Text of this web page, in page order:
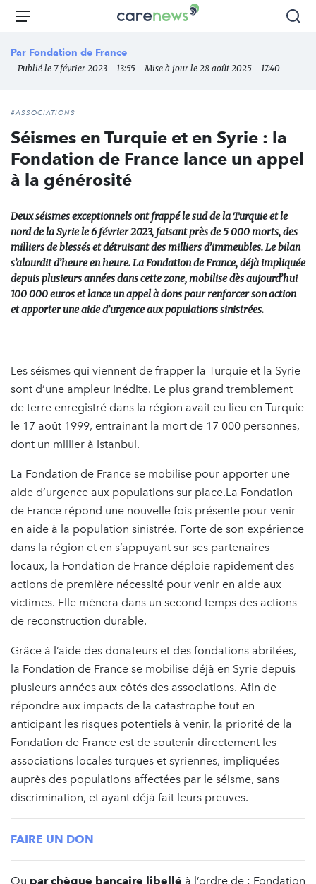
Aller
principal
Carenews,
des
Menu
Par Fondation de France
- Publié le 7 février 2023 - 13:55 - Mise à jour le 28 août 2025 - 17:40
#ASSOCIATIONS
Séismes en Turquie et en Syrie : la
Fondation de France lance un appel
à la générosité
Deux séismes exceptionnels ont frappé le sud de la Turquie et le
nord de la Syrie le 6 février 2023, faisant près de 5 000 morts, des
milliers de blessés et détruisant des milliers d’immeubles. Le bilan
s’alourdit d’heure en heure. La Fondation de France, déjà impliquée
depuis plusieurs années dans cette zone, mobilise dès aujourd’hui
100 000 euros et lance un appel à dons pour renforcer son action
et apporter une aide d’urgence aux populations sinistrées.
Les séismes qui viennent de frapper la Turquie et la Syrie
sont d’une ampleur inédite. Le plus grand tremblement
de terre enregistré dans la région avait eu lieu en Turquie
le 17 août 1999, entrainant la mort de 17 000 personnes,
dont un millier à Istanbul.
La Fondation de France se mobilise pour apporter une
aide d’urgence aux populations sur place.La Fondation
de France répond une nouvelle fois présente pour venir
en aide à la population sinistrée. Forte de son expérience
dans la région et en s’appuyant sur ses partenaires
locaux, la Fondation de France déploie rapidement des
actions de première nécessité pour venir en aide aux
victimes. Elle mènera dans un second temps des actions
de reconstruction durable.
Grâce à l’aide des donateurs et des fondations abritées,
la Fondation de France se mobilise déjà en Syrie depuis
plusieurs années aux côtés des associations. Afin de
répondre aux impacts de la catastrophe tout en
anticipant les risques potentiels à venir, la priorité de la
Fondation de France est de soutenir directement les
associations locales turques et syriennes, impliquées
auprès des populations affectées par le séisme, sans
discrimination, et ayant déjà fait leurs preuves.
FAIRE UN DON
Ou par chèque bancaire libellé à l’ordre de : Fondation